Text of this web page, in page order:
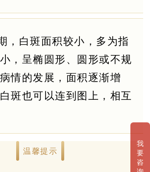
白斑面积较小，多为指
，呈椭圆形、圆形或不规
情的发展，面积逐渐增
斑也可以连到图上，相互
温馨提示
我
要
咨